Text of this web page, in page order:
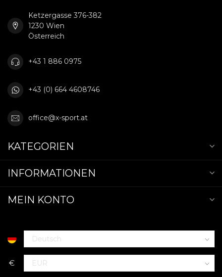
Ketzergasse 376-382
1230 Wien
Österreich
+43 1 886 0975
+43 (0) 664 4608746
office@x-sport.at
KATEGORIEN
INFORMATIONEN
MEIN KONTO
€